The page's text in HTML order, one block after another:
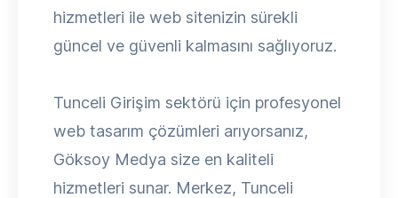
hizmetleri ile web sitenizin sürekli
güncel ve güvenli kalmasını sağlıyoruz.
Tunceli Girişim sektörü için profesyonel
web tasarım çözümleri arıyorsanız,
Göksoy Medya size en kaliteli
hizmetleri sunar. Merkez, Tunceli